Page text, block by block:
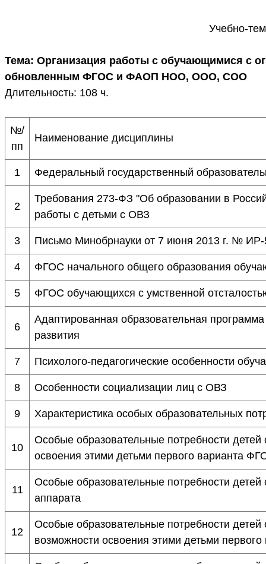
Учебно-
Тема: Организация работы с обучающимися с
обновленным ФГОС и ФАОП НОО, ООО, СОО
Длительность: 108 ч.
№/
пп
Наименование дисциплины
1 Федеральный государственный
2
Требования 273-ФЗ "Об образовании в
работы с детьми с ОВЗ
3 Письмо Минобрнауки от 7 июня 2013 г. № ИР-
4 ФГОС начального общего образования
5 ФГОС обучающихся с умственной
6
Адаптированная образовательная
развития
7 Психолого-педагогические особенности
8 Особенности социализации лиц с ОВЗ
9 Характеристика особых образовательных
10
Особые образовательные потребности
освоения этими детьми первого варианта
11
Особые образовательные потребности
аппарата
12
Особые образовательные потребности детей
возможности освоения этими детьми